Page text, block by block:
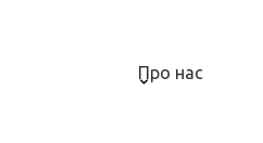
Про нас